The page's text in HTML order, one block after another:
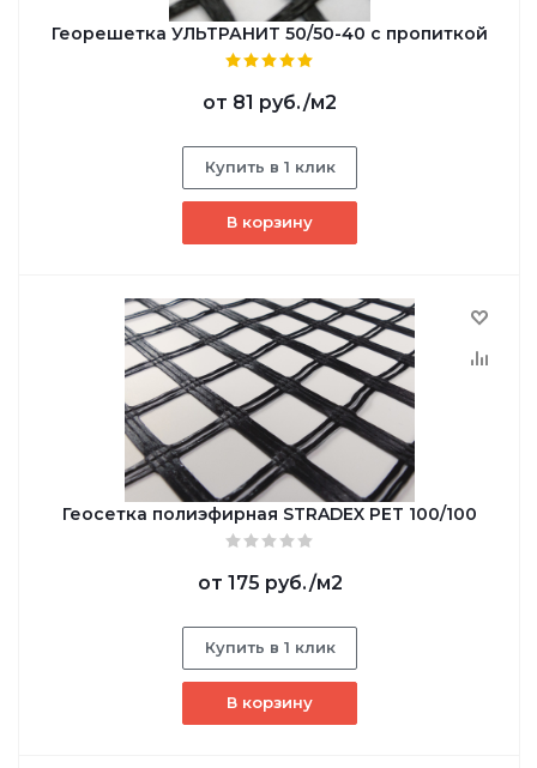
Георешетка УЛЬТРАНИТ 50/50-40 с пропиткой
от 81 руб./м2
Купить в 1 клик
В корзину
Геосетка полиэфирная STRADEX PET 100/100
от 175 руб./м2
Купить в 1 клик
В корзину